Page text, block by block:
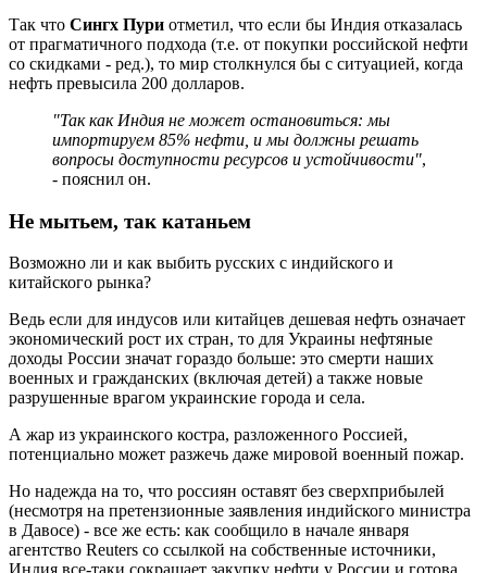
Так что Сингх Пури отметил, что если бы Индия отказалась
от прагматичного подхода (т.е. от покупки российской нефти
со скидками - ред.), то мир столкнулся бы с ситуацией, когда
нефть превысила 200 долларов.
"Так как Индия не может остановиться: мы
импортируем 85% нефти, и мы должны решать
вопросы доступности ресурсов и устойчивости",
- пояснил он.
Не мытьем, так катаньем
Возможно ли и как выбить русских с индийского и
китайского рынка?
Ведь если для индусов или китайцев дешевая нефть означает
экономический рост их стран, то для Украины нефтяные
доходы России значат гораздо больше: это смерти наших
военных и гражданских (включая детей) а также новые
разрушенные врагом украинские города и села.
А жар из украинского костра, разложенного Россией,
потенциально может разжечь даже мировой военный пожар.
Но надежда на то, что россиян оставят без сверхприбылей
(несмотря на претензионные заявления индийского министра
в Давосе) - все же есть: как сообщило в начале января
агентство Reuters со ссылкой на собственные источники,